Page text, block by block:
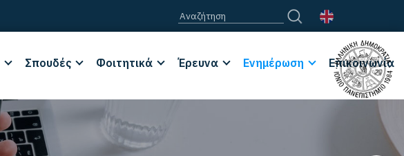
Σπουδές Φοιτητικά Έρευνα Ενημέρωση Επικοινωνία